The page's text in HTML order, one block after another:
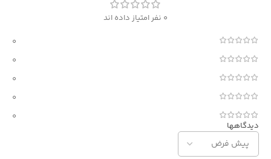
0 نفر امتیاز داده اند
0
0
0
0
0
دیدگاهها